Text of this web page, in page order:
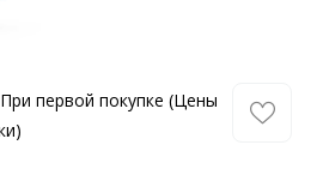
При первой покупке (Цены